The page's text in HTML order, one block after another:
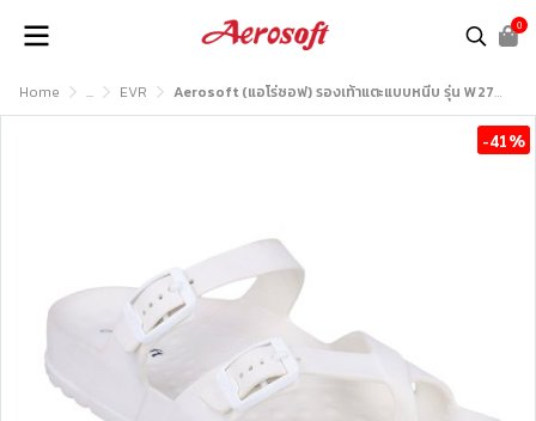
0
Home ... EVR Aerosoft (แอโร่ซอฟ) รองเท้าแตะแบบหนีบ รุ่น W2770
-41%